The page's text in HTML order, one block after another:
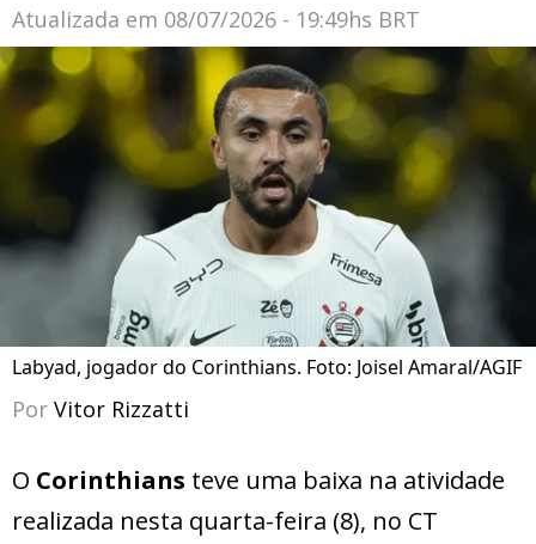
Atualizada em 08/07/2026 - 19:49hs BRT
Labyad, jogador do Corinthians. Foto: Joisel Amaral/AGIF
Por Vitor Rizzatti
O Corinthians teve uma baixa na atividade
realizada nesta quarta-feira (8), no CT